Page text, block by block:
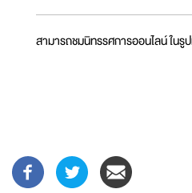
สามารถชมนิทรรศการออนไลน์ ในรู